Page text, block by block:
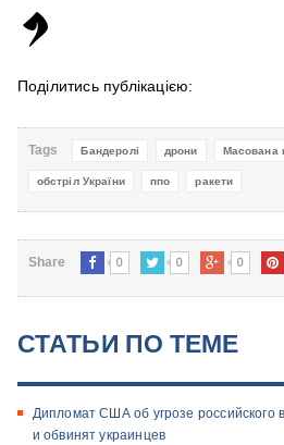
Поділитись публікацією:
Tags Бандеролі дрони Масована
обстріл України ппо ракети
Share 0 0 0
СТАТЬИ ПО ТЕМЕ
Дипломат США об угрозе российского
и обвинят украинцев